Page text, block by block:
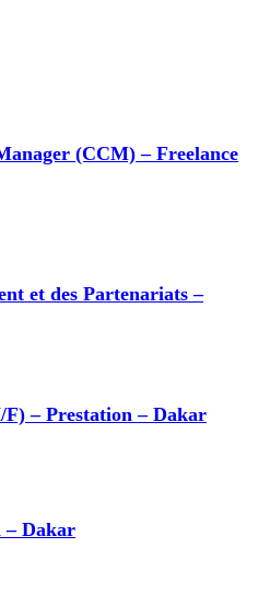
(CCM) – Freelance
et des Partenariats –
F) – Prestation – Dakar
– Dakar